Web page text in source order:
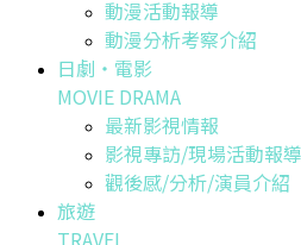
動漫活動報導
動漫分析考察介紹
日劇・電影
MOVIE DRAMA
最新影視情報
影視專訪/現場活動報導
觀後感/分析/演員介紹
旅遊
TRAVEL